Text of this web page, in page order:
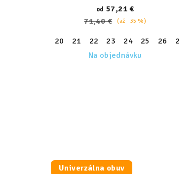
od 57,21 €
71,40 €
(až –35 %)
20 21 22 23 24 25 26 27
Na objednávku
Univerzálna obuv